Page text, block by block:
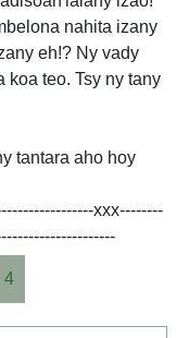
nahita izany
eh!? Ny vady
koa teo. Tsy ny tany
tantara aho hoy
xxx--------
4